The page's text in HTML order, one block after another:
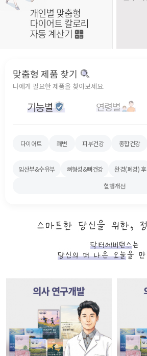
맞춤형 제품 찾기
나에게 필요한 제품을 찾아보세요.
다이어트 쾌변 피부건강 종합건강
임산부&수유부
뼈형성&뼈건강 완경(폐경) 후
혈행개선